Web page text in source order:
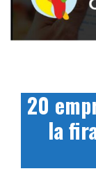
20
la